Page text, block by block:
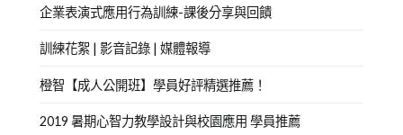
企業表演式應用行為訓練-課後分享與回饋
訓練花絮 | 影音記錄 | 媒體報導
橙智【成人公開班】學員好評精選推薦！
2019 暑期心智力教學設計與校園應用 學員推薦